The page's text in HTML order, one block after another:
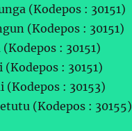
(Kodepos : 30151)
(Kodepos : 30151)
: 30151)
: 30151)
(Kodepos : 30153)
(Kodepos : 30155)